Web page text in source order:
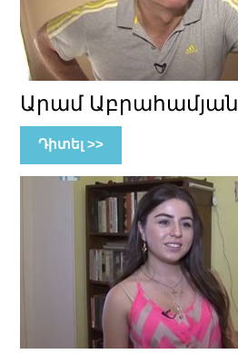
Արամ Աբրահամյան
Դիտել >>